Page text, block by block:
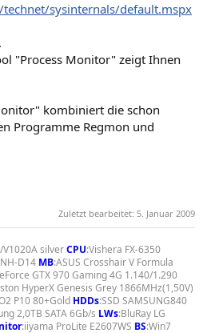
sysinternals/default.mspx
"Process Monitor" zeigt Ihnen
kombiniert die schon
Programme Regmon und
Zuletzt bearbeitet: 5. Januar 2009
V1020A silverCPU:Vishera FX-6350
D14 MB:ASUS Crosshair V Formula
GTX 970 Gaming 4G 1.140/1.290
HyperX Genesis Grey 1866MHz(1,50V)
P10 80+Gold HDDs:SSD SAMSUNG840
2,0TB SATA 6Gb/s LWs:BluRay LG
:iiyama ProLite E2607WS BS:Win7